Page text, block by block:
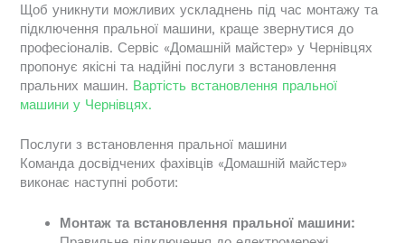
Щоб уникнути можливих ускладнень під час монтажу та
підключення пральної машини, краще звернутися до
професіоналів. Сервіс «Домашній майстер» у Чернівцях
пропонує якісні та надійні послуги з встановлення
пральних машин. Вартість встановлення пральної
машини у Чернівцях.
Послуги з встановлення пральної машини
Команда досвідчених фахівців «Домашній майстер»
виконає наступні роботи:
Монтаж та встановлення пральної машини: